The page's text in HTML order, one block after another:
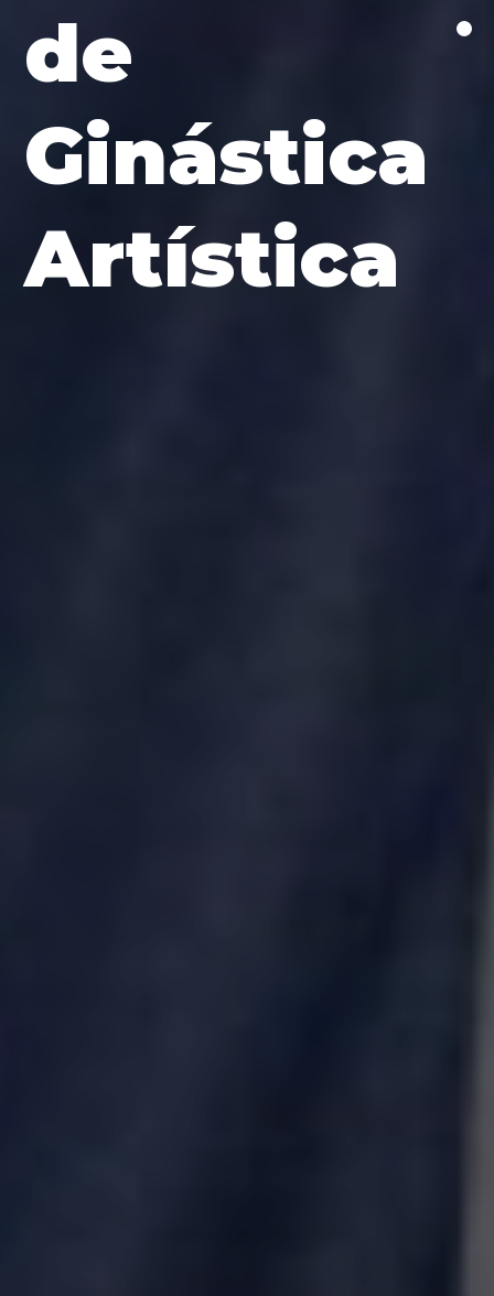
de
Ginástica
Artística